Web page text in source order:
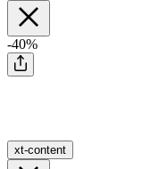
-40%
xt-content